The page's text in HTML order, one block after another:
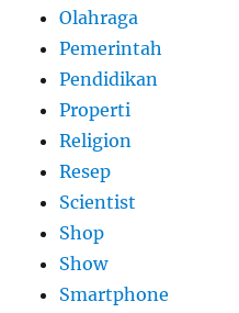
Olahraga
Pemerintah
Pendidikan
Properti
Religion
Resep
Scientist
Shop
Show
Smartphone